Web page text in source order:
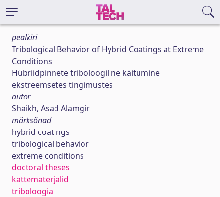
pealkiri
Tribological Behavior of Hybrid Coatings at Extreme
Conditions
Hübriidpinnete triboloogiline käitumine
ekstreemsetes tingimustes
autor
Shaikh, Asad Alamgir
märksõnad
hybrid coatings
tribological behavior
extreme conditions
doctoral theses
kattematerjalid
triboloogia